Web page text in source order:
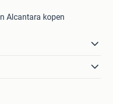
Alcantara kopen